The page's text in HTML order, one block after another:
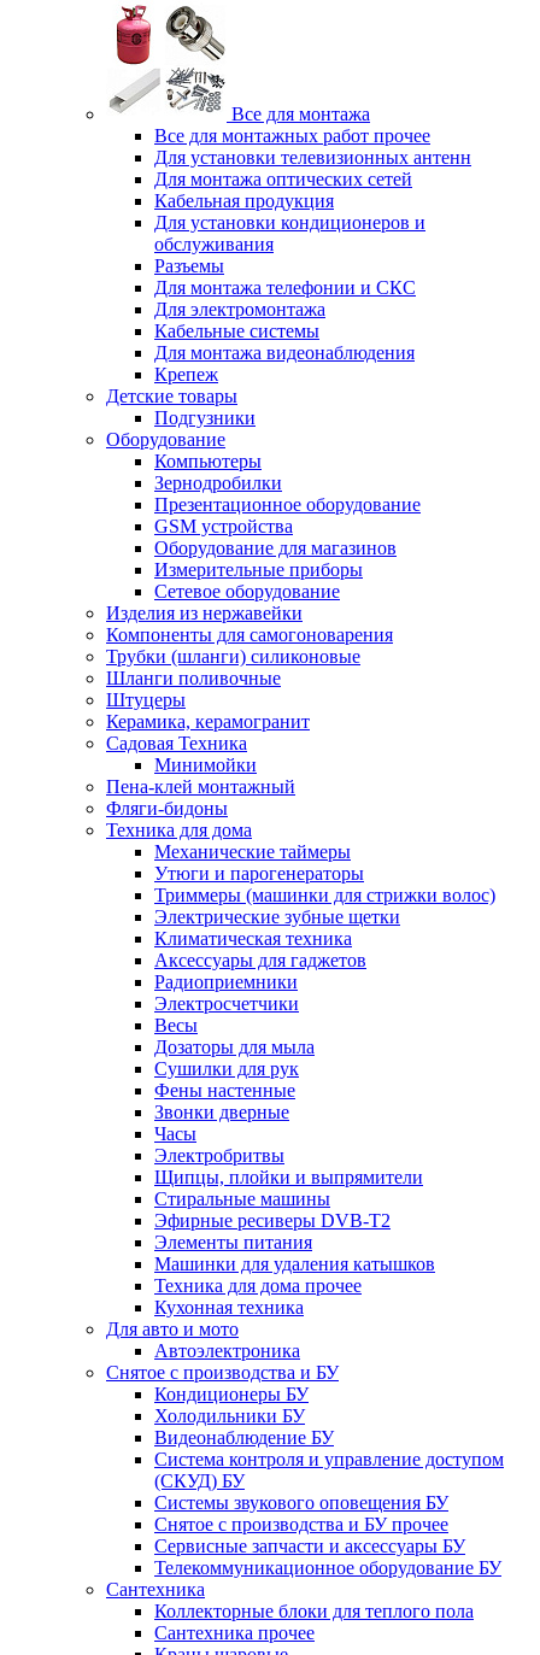
Все для монтажа
Все для монтажных работ прочее
Для установки телевизионных антенн
Для монтажа оптических сетей
Кабельная продукция
Для установки кондиционеров и
обслуживания
Разъемы
Для монтажа телефонии и СКС
Для электромонтажа
Кабельные системы
Для монтажа видеонаблюдения
Крепеж
Детские товары
Подгузники
Оборудование
Компьютеры
Зернодробилки
Презентационное оборудование
GSM устройства
Оборудование для магазинов
Измерительные приборы
Сетевое оборудование
Изделия из нержавейки
Компоненты для самогоноварения
Трубки (шланги) силиконовые
Шланги поливочные
Штуцеры
Керамика, керамогранит
Садовая Техника
Минимойки
Пена-клей монтажный
Фляги-бидоны
Техника для дома
Механические таймеры
Утюги и парогенераторы
Триммеры (машинки для стрижки волос)
Электрические зубные щетки
Климатическая техника
Аксессуары для гаджетов
Радиоприемники
Электросчетчики
Весы
Дозаторы для мыла
Сушилки для рук
Фены настенные
Звонки дверные
Часы
Электробритвы
Щипцы, плойки и выпрямители
Стиральные машины
Эфирные ресиверы DVB-T2
Элементы питания
Машинки для удаления катышков
Техника для дома прочее
Кухонная техника
Для авто и мото
Автоэлектроника
Снятое с производства и БУ
Кондиционеры БУ
Холодильники БУ
Видеонаблюдение БУ
Система контроля и управление доступом
(СКУД) БУ
Системы звукового оповещения БУ
Снятое с производства и БУ прочее
Сервисные запчасти и аксессуары БУ
Телекоммуникационное оборудование БУ
Сантехника
Коллекторные блоки для теплого пола
Сантехника прочее